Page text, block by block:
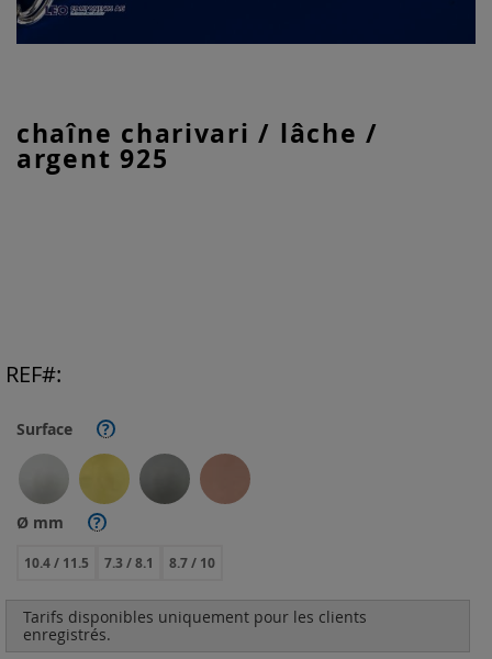
chaîne charivari / lâche /
argent 925
Surface ?
Ø mm ?
10.4 / 11.5 7.3 / 8.1 8.7 / 10
Tarifs disponibles uniquement pour les clients
enregistrés.
REF
to
the
beginning